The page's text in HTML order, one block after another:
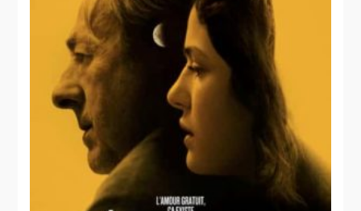
La
Neuvaine
Femme qui
boit